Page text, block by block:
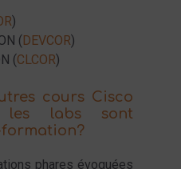
)
(DEVCOR)
(CLCOR)
cours Cisco
les labs sont
phares évoquées